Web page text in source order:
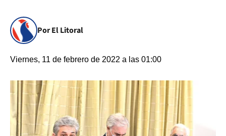
Por El Litoral
Viernes, 11 de febrero de 2022 a las 01:00